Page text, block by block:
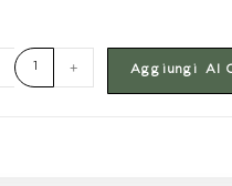
+ Aggiungi Al